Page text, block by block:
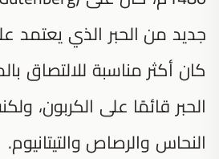
جديد من الحبر الذي يعتمد
كان أكثر مناسبة للالتصاق
الحبر قائمًا على الكربون،
النحاس والرصاص والتيتانيوم.